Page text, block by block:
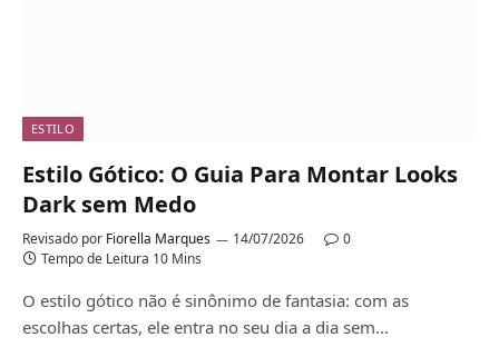
ESTILO
Estilo Gótico: O Guia Para Montar Looks
Dark sem Medo
Revisado por Fiorella Marques 14/07/2026
0
Tempo de Leitura 10 Mins
O estilo gótico não é sinônimo de fantasia: com as
escolhas certas, ele entra no seu dia a dia sem…